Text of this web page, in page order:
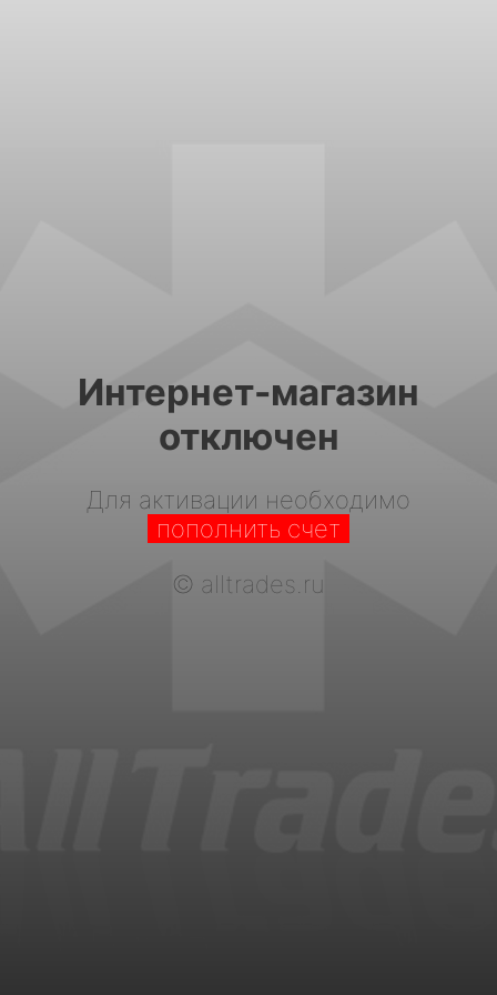
Интернет-магазин
отключен
Для активации необходимо
пополнить счет
© alltrades.ru